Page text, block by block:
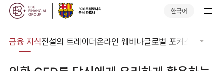
한국어
금융 지식전설의 트레이더온라인 웨비나글로벌 포커스 기술적